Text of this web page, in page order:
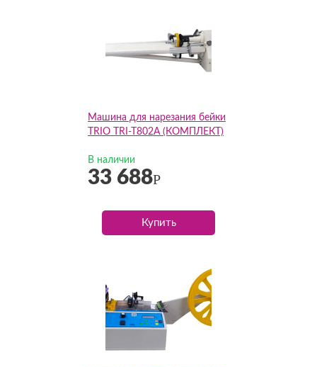
Машина для нарезания бейки
TRIO TRI-T802А (КОМПЛЕКТ)
В наличии
33 688Р
Купить